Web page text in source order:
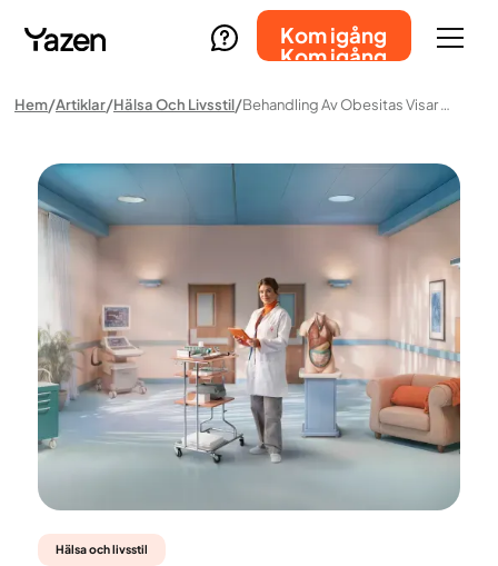
Kom igång
Kom igång
Hem Artiklar Hälsa Och Livsstil Behandling Av Obesitas Visar Positiva Effekter Långt Bortom Viktnedgång
Hälsa och livsstil